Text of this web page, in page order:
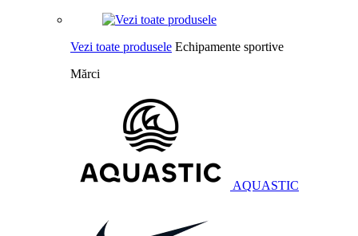
Vezi toate produsele Echipamente sportive
Mărci
AQUASTIC